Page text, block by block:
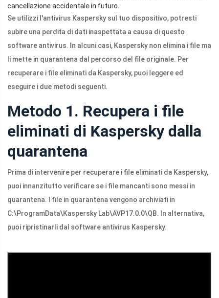
cancellazione accidentale in futuro.
Se utilizzi l'antivirus Kaspersky sul tuo dispositivo, potresti
subire una perdita di dati inaspettata a causa di questo
software antivirus. In alcuni casi, Kaspersky non elimina i file ma
li mette in quarantena dal percorso del file originale. Per
recuperare i file eliminati da Kaspersky, puoi leggere ed
eseguire i due metodi seguenti.
Metodo 1. Recupera i file
eliminati di Kaspersky dalla
quarantena
Prima di intervenire per recuperare i file eliminati da Kaspersky,
puoi innanzitutto verificare se i file mancanti sono messi in
quarantena. I file in quarantena vengono archiviati in
C:\ProgramData\Kaspersky Lab\AVP17.0.0\QB. In alternativa,
puoi ripristinarli dal software antivirus Kaspersky.